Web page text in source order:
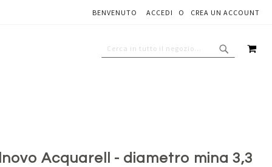
BENVENUTO ACCEDI CREA UN ACCOUNT
Acquarell - diametro mina 3,3